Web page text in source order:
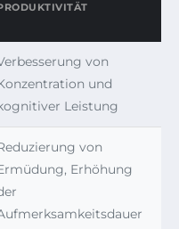
von
und
Leistung
von
Erhöhung